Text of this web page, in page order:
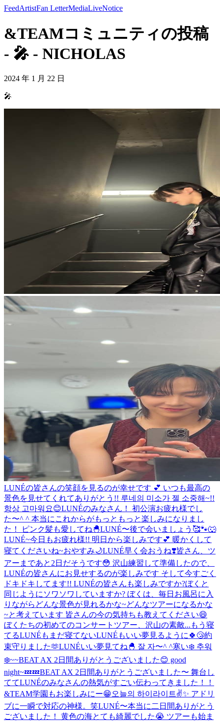
FeedArtistFan LetterMediaLiveNotice
&TEAMコミュニティの投稿
- 🎤 - NICHOLAS
2024 年 1 月 22 日
🎤
LUNÉの皆さんの笑顔を見るのが幸せです 💕 いつも最高の
景色を見せてくれてありがとう!! 루네의 미소가 젤 소중해~!!
항상 고마워요😊LUNÉのみなさん！ 初公演お疲れ様でし
た〜^ ^ 本当にこれからがもっともっと楽しみになりまし
た！ ピンク髪も愛してね🐣LUNÉ〜後で会いましょう🥰🐾🐺
LUNÉ~今日もお疲れ様!! 明日から楽しみです💕 暖かくして
寝てくださいね~おやすみ🌙LUNÉ早く会おうね❣️皆さん、ツ
アーまであと2日だそうです😳 沢山練習して準備したので、
LUNÉの皆さんにお見せするのが楽しみです そして今すごく
ドキドキしてます!! LUNÉの皆さんも楽しみですか?ぼくと
同じようにソワソワしていますか? ぼくは、毎日お風呂に入
りながらどんな景色が見れるかな~どんなツアーになるかな
~と考えています 皆さんの今の気持ちも教えてください😄
ぼくたちの初めてのコンサートツアー、沢山の素敵... もう寝
てるLUNÉもまだ寝てないLUNÉもいい夢見るように🍀😴約
束守りました🫶LUNÉいい夢見てね🐣 잘 자〜^ ^寒い❄️ 추워
❄️~~BEAT AX 2日間ありがとうございました😊 good
night~💤💤BEAT AX 2日間ありがとうございました〜 舞台し
ててLUNÉのみなさんの熱気がすごい伝わってきました！！
&TEAM学園もお楽しみにー😁오늘의 하이라이트✌️✨ アドリ
ブに一瞬で対応の神様。笑LUNÉ〜本当に二日間ありがとう
ございました！ 黄色の海とても綺麗でした😭 ツアーも始ま